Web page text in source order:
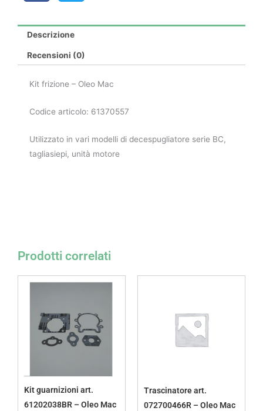
Descrizione
Recensioni (0)
Kit frizione – Oleo Mac
Codice articolo: 61370557
Utilizzato in vari modelli di decespugliatore serie BC,
tagliasiepi, unità motore
Prodotti correlati
Kit guarnizioni art.
61202038BR – Oleo Mac
Trascinatore art.
072700466R – Oleo Mac